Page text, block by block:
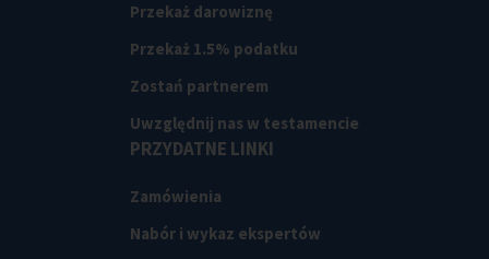
Przekaż darowiznę
Przekaż 1.5% podatku
Zostań partnerem
Uwzględnij nas w testamencie
PRZYDATNE LINKI
Zamówienia
Nabór i wykaz ekspertów